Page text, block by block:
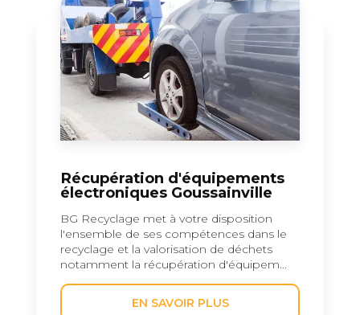
Récupération d'équipements
électroniques Goussainville
BG Recyclage met à votre disposition
l'ensemble de ses compétences dans le
recyclage et la valorisation de déchets
notamment la récupération d'équipem...
EN SAVOIR PLUS